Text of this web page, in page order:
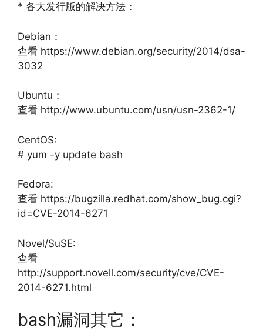
* 各大发行版的解决方法：
Debian：
查看 https://www.debian.org/security/2014/dsa-
3032
Ubuntu：
查看 http://www.ubuntu.com/usn/usn-2362-1/
CentOS:
# yum -y update bash
Fedora:
查看 https://bugzilla.redhat.com/show_bug.cgi?
id=CVE-2014-6271
Novel/SuSE:
查看
http://support.novell.com/security/cve/CVE-
2014-6271.html
bash漏洞其它：